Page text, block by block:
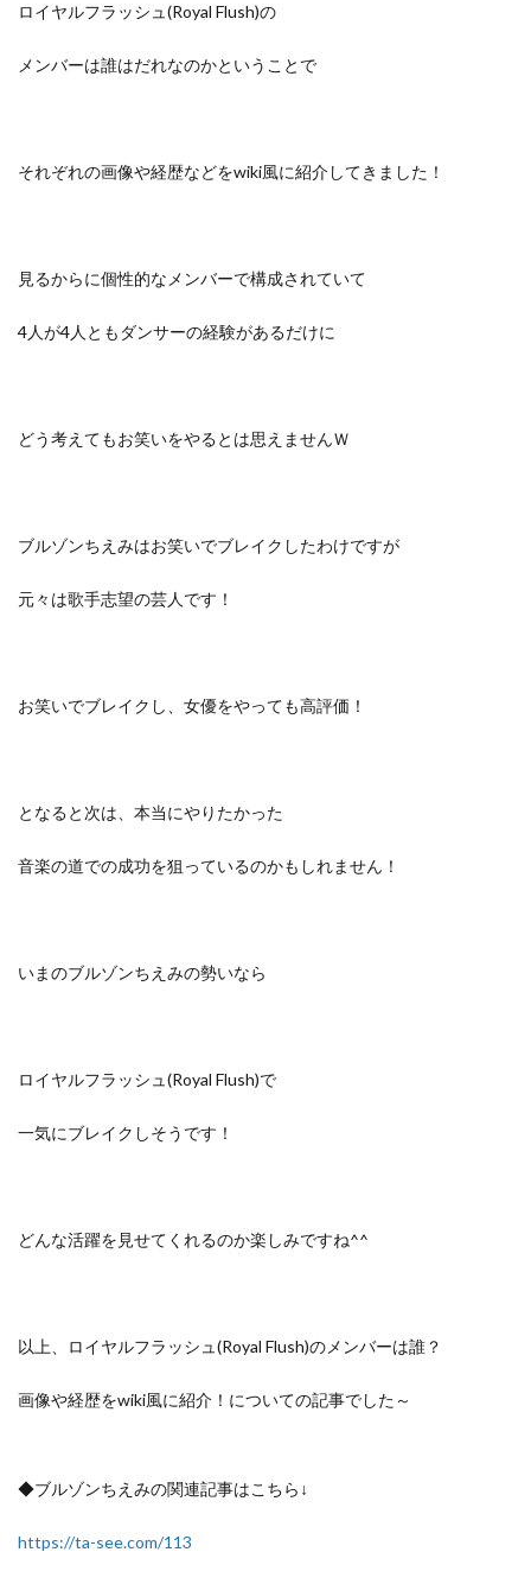
ロイヤルフラッシュ(Royal Flush)の
メンバーは誰はだれなのかということで
それぞれの画像や経歴などをwiki風に紹介してきました！
見るからに個性的なメンバーで構成されていて
4人が4人ともダンサーの経験があるだけに
どう考えてもお笑いをやるとは思えませんＷ
ブルゾンちえみはお笑いでブレイクしたわけですが
元々は歌手志望の芸人です！
お笑いでブレイクし、女優をやっても高評価！
となると次は、本当にやりたかった
音楽の道での成功を狙っているのかもしれません！
いまのブルゾンちえみの勢いなら
ロイヤルフラッシュ(Royal Flush)で
一気にブレイクしそうです！
どんな活躍を見せてくれるのか楽しみですね^^
以上、ロイヤルフラッシュ(Royal Flush)のメンバーは誰？
画像や経歴をwiki風に紹介！についての記事でした～
◆ブルゾンちえみの関連記事はこちら↓
https://ta-see.com/113